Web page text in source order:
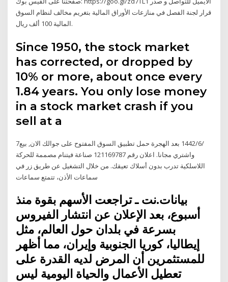
قرار لجنة الفصل في منازعات الأوراق المالية بتغريم مخالف لنظام السوق
المالية 100 ألف ريال.
Since 1950, the stock market
has corrected, or dropped by
10% or more, about once every
1.84 years. You only lose money
in a stock market crash if you
sell at a
7‏‏/6‏‏/1442 بعد الهجرة حمل تطبيق السوق المفتوح على جوالك الان, بيع
واشتري مجانا. اعلان رقم 121169787 صناعة فيتنام مصممة للحركة
اللاسلكية تدرب بدون أسلاك تعيقك. من خلال التشغيل عن طريق زر في
سماعات الأذن، تتمتع سماعات
بيانات.نت ـ تراجعت الأسهم بقوة منذ
أسبوع، بعد الإعلان عن انتشار الفيروس
بسرعة في بلدان حول العالم، مثل
إيطاليا، كوريا الجنوبية وإيران، مما أظهر
للمستثمرين أن المرض لديه القدرة على
تعطيل الأعمال والحياة اليومية ليس